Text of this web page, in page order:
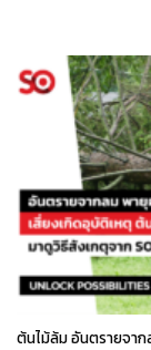
ต้นไม้ล้ม อันตรายจา